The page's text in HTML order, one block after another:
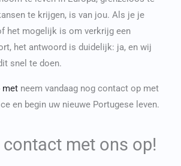
te krijgen, is van jou. Als je je
het mogelijk is om verkrijg een
, het antwoord is duidelijk: ja, en wij
snel te doen.
met neem vandaag nog contact op met
en begin uw nieuwe Portugese leven.
contact met ons op!